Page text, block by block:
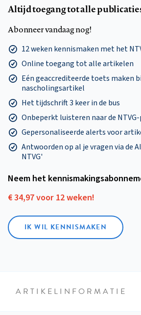
Altijd toegang tot alle
Abonneer vandaag nog!
12 weken kennismaken met het
Online toegang tot alle artikelen
Eén geaccrediteerde toets maken
nascholingsartikel
Het tijdschrift 3 keer in de bus
Onbeperkt luisteren naar de
Gepersonaliseerde alerts voor
Antwoorden op al je vragen via de
NTVG'
Neem het
€ 34,97 voor 12 weken!
IK WIL KENNISMAKEN
ARTIKELINFORMATIE